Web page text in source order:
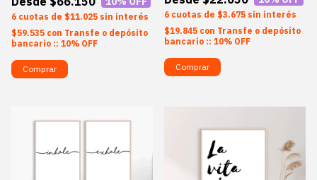
6 $11.025 sin interés
$59.535 con Transfe o depósito
bancario :: 10% OFF
Comprar
6 $3.675 sin interés
$19.845 con Transfe o depósito
bancario :: 10% OFF
Comprar